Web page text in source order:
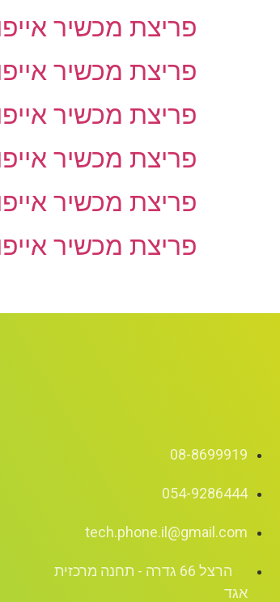
פריצת מכשיר אייפון 6 פלוס נעול לשימוש בארץ – מעבדה
פריצת מכשיר אייפון 6 פלוס נעול לשימוש בארץ – מעבדה בפתח
פריצת מכשיר אייפון 6 פלוס נעול לשימוש בארץ – מעבדה
פריצת מכשיר אייפון 6 פלוס נעול לשימוש בארץ – מעבדה בתל
פריצת מכשיר אייפון 6 נעול לשימוש בארץ – מעבדה בתל
פריצת מכשיר אייפון 6 נעול לשימוש בארץ – מעבדה
08-8699919
054-9286444
tech.phone.il@gmail.com
הרצל 66 גדרה - תחנה מרכזית
אגד